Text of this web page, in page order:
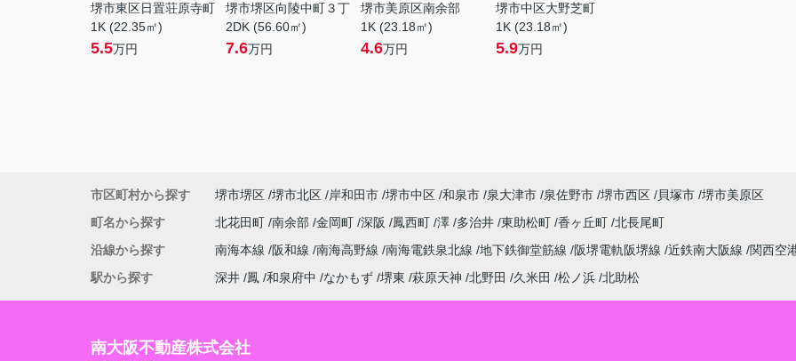
堺市東区日置荘原寺町
1K (22.35㎡)
5.5万円
堺市堺区向陵中町３丁
2DK (56.60㎡)
7.6万円
堺市美原区南余部
1K (23.18㎡)
4.6万円
堺市中区大野芝町
1K (23.18㎡)
5.9万円
市区町村から探す 堺市堺区 堺市北区 岸和田市 堺市中区 和泉市 泉大津市 泉佐野市 堺市西区 貝塚市 堺市美原区
町名から探す
北花田町 南余部 金岡町 深阪 鳳西町 澤 多治井 東助松町 香ヶ丘町 北長尾町
沿線から探す
南海本線 阪和線 南海高野線 南海電鉄泉北線 地下鉄御堂筋線 阪堺電軌阪堺線 近鉄南大阪線 関西空
駅から探す
深井 鳳 和泉府中 なかもず 堺東 萩原天神 北野田 久米田 松ノ浜 北助松
南大阪不動産株式会社